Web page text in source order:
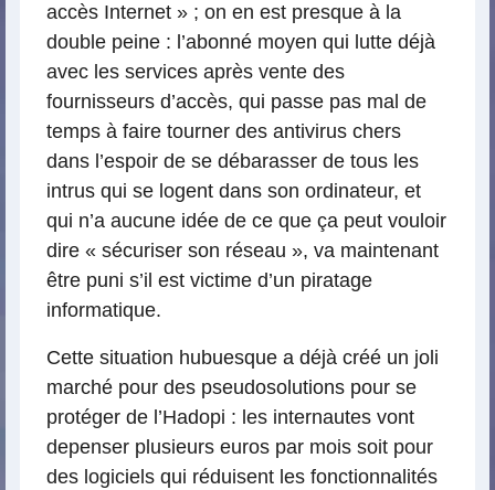
accès Internet » ; on en est presque à la
double peine : l’abonné moyen qui lutte déjà
avec les services après vente des
fournisseurs d’accès, qui passe pas mal de
temps à faire tourner des antivirus chers
dans l’espoir de se débarasser de tous les
intrus qui se logent dans son ordinateur, et
qui n’a aucune idée de ce que ça peut vouloir
dire « sécuriser son réseau », va maintenant
être puni s’il est victime d’un piratage
informatique.
Cette situation hubuesque a déjà créé un joli
marché pour des pseudosolutions pour se
protéger de l’Hadopi : les internautes vont
depenser plusieurs euros par mois soit pour
des logiciels qui réduisent les fonctionnalités